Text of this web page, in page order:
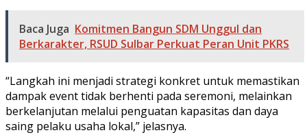
Baca Juga Komitmen Bangun SDM Unggul dan
Berkarakter, RSUD Sulbar Perkuat Peran Unit PKRS
“Langkah ini menjadi strategi konkret untuk memastikan
dampak event tidak berhenti pada seremoni, melainkan
berkelanjutan melalui penguatan kapasitas dan daya
saing pelaku usaha lokal,” jelasnya.